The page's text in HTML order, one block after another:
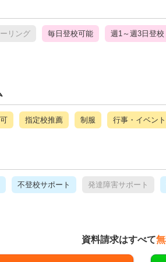
リング 毎日登校可能 週1～週3日登校
指定校推薦 制服 行事・イベント
不登校サポート 発達障害サポート
資料請求はすべて